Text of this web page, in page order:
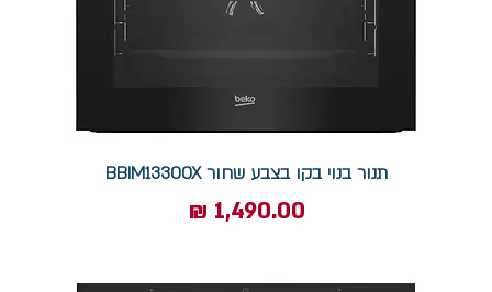
תנור בנוי בקו בצבע שחור BBIM13300X
מחיר